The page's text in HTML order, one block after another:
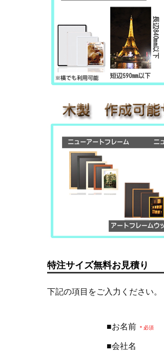
特注サイズ無料お見積り
下記の項目をご入力ください。
■お名前 ＊必須
■会社名